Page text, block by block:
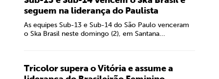
seguem na liderança do Paulista
As equipes Sub-13 e Sub-14 do São Paulo venceram
o Ska Brasil neste domingo (2), em Santana...
Tricolor supera o Vitória e assume a